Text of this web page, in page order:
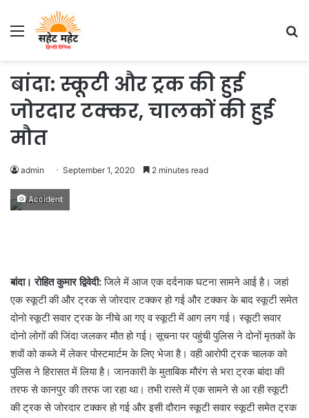
Menu
बांदा: स्कूटी और ट्रक की हुई
जोरदार टक्कर, चालकों की हुई
मौत
admin September 1, 2020 2 minutes read
Accident
बांदा। रोहित कुमार द्विवेदी:जिले में आज एक दर्दनाक घटना सामने आई है। जहां
एक स्कूटी की और ट्रक से जोरदार टक्कर हो गई और टक्कर के बाद स्कूटी समेत
दोनो स्कूटी सवार ट्रक के नीचे आ गए व स्कूटी में आग लग गई। स्कूटी सवार
दोनो लोगों की जिंदा जलकर मौत हो गई। सूचना पर पहुंची पुलिस ने दोनों मृतकों के
शवों को कब्जे में लेकर पोस्टमार्टम के लिए भेजा है। वही आरोपी ट्रक चालक को
पुलिस ने हिरासत में लिया है। जानकारी के मुताबिक मौरंग से भरा ट्रक बांदा की
तरफ से कानपुर की तरफ जा रहा था। तभी रास्ते में एक सामने से आ रही स्कूटी
की ट्रक से जोरदार टक्कर हो गई और इसी दौरान स्कूटी सवार स्कूटी समेत ट्रक